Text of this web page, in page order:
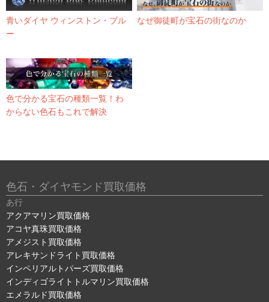
青いダイヤ ウィンストン・ブル
ー
なぜ御徒町が宝石の街なのか
色で分かる宝石の種類一覧！わ
からない色石もこれで解決
色石・ダイヤモンド買取価格
あ行
アクアマリン買取価格
アコヤ真珠買取価格
アメジスト買取価格
アレキサンドライト買取価格
インペリアルトパーズ買取価格
インディゴライトトルマリン買取価格
エメラルド買取価格